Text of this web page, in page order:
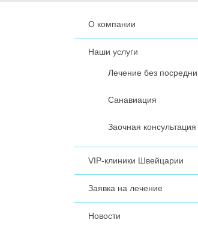
О компании
Наши услуги
Лечение без
Санавиация
Заочная консультация
VIP-клиники Швейцарии
Заявка на лечение
Новости